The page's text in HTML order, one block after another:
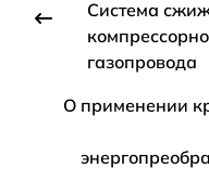
Система
газопровода
О применении